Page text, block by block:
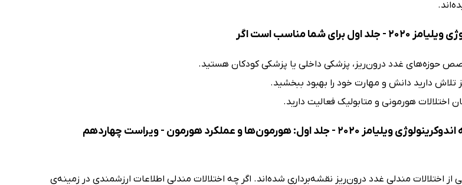
شما مناسب است اگر
حوزه‌های غدد درون‌ریز، پزشکی داخلی یا پزشکی کودکان هستید.
تلاش دارید دانش و مهارت خود را بهبود ببخشید.
هورمونی و متابولیک فعالیت دارید.
در بخشی از کتاب درسنامه اندوکرینولوژی ویلیامز 2020 - جلد اول: هورمون‌ها و عملکرد هورمون - ویراست چهاردهم
مندلی غدد درون‌ریز نقشه‌برداری شده‌اند. اگر چه اختلالات مندلی اطلاعات ارزشمندی در زمینه‌ی